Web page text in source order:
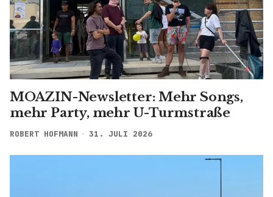
MOAZIN-Newsletter: Mehr Songs,
mehr Party, mehr U-Turmstraße
ROBERT HOFMANN 31. JULI 2026